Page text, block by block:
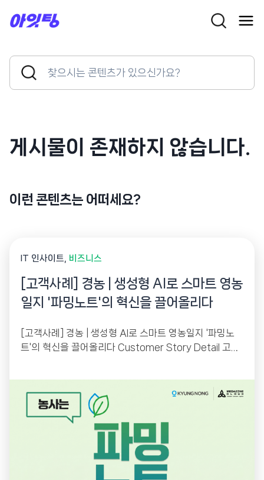
Search
Search
Button
게시물이 존재하지 않습니다.
이런 콘텐츠는 어떠세요?
IT 인사이트 비즈니스
[고객사례] 경농 | 생성형 AI로 스마트 영농
일지 '파밍노트'의 혁신을 끌어올리다
[고객사례] 경농 | 생성형 AI로 스마트 영농일지 '파밍노
트'의 혁신을 끌어올리다 Customer Story Detail 고객